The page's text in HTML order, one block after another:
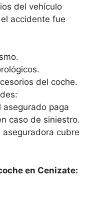
del vehículo
accidente fue
del coche.
asegurado paga
caso de siniestro.
aseguradora cubre
en Cenizate: